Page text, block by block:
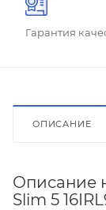
Гарантия
ОПИСАНИЕ
Описание
Slim 5